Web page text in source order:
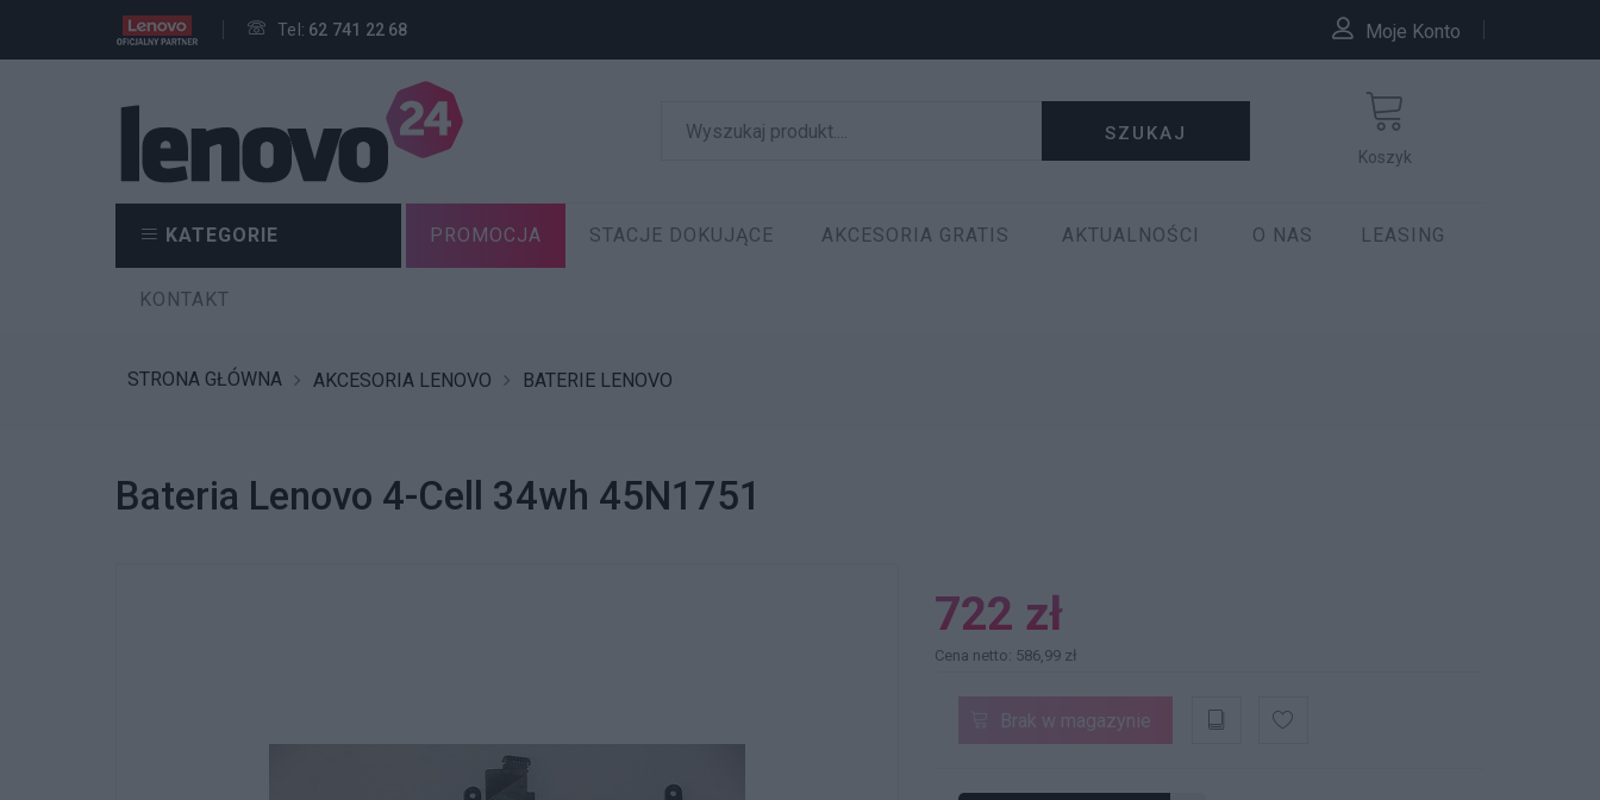
Tel: 62 741 22 68 Moje Konto
SZUKAJ
Koszyk
KATEGORIE PROMOCJA STACJE DOKUJĄCE AKCESORIA GRATIS AKTUALNOŚCI O NAS LEASING
KONTAKT
STRONA GŁÓWNA AKCESORIA LENOVO BATERIE LENOVO
Bateria Lenovo 4-Cell 34wh 45N1751
722 zł
Cena netto: 586,99 zł
Brak w magazynie